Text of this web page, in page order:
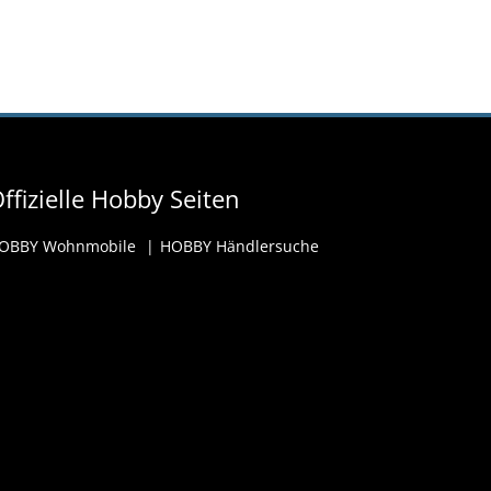
Hobby Seiten
Wohnmobile HOBBY Händlersuche